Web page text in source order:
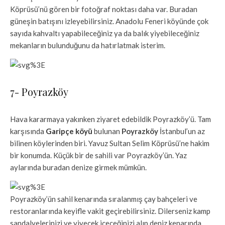
Köprüsü’nü gören bir fotoğraf noktası daha var. Buradan
güneşin batışını izleyebilirsiniz. Anadolu Feneri köyünde çok
sayıda kahvaltı yapabileceğiniz ya da balık yiyebileceğiniz
mekanların bulunduğunu da hatırlatmak isterim.
7- Poyrazköy
Hava kararmaya yakınken ziyaret edebildik Poyrazköy’ü. Tam
karşısında Garipçe köyü bulunan Poyrazköy İstanbul’un az
bilinen köylerinden biri. Yavuz Sultan Selim Köprüsü’ne hakim
bir konumda. Küçük bir de sahili var Poyrazköy’ün. Yaz
aylarında buradan denize girmek mümkün.
Poyrazköy’ün sahil kenarında sıralanmış çay bahçeleri ve
restoranlarında keyifle vakit geçirebilirsiniz. Dilerseniz kamp
sandalyelerinizi ve yiyecek içeceğinizi alıp deniz kenarında